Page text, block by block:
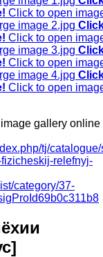
Click to open
Click to open
Click to open
Click to open
gallery online
tj/
relefnyj-
category/37-